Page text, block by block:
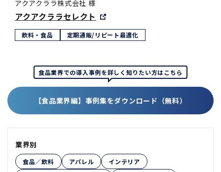
アクアクララ株式会社 様
アクアクララセレクト
飲料・食品 定期通販/リピート最適化
食品業界での導入事例を詳しく知りたい方はこちら
【食品業界編】事例集をダウンロード（無料）
業界別
食品／飲料 アパレル
インテリア